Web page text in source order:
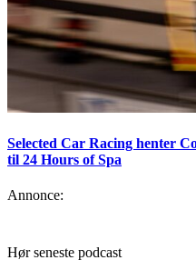
Selected Car Racing henter
til 24 Hours of Spa
Annonce:
Hør seneste podcast